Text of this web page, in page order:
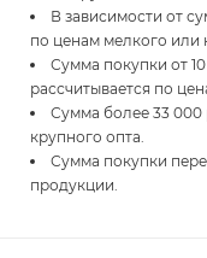
В зависимости от
по ценам мелкого или
Сумма покупки от
рассчитывается по
Сумма более 33 000
крупного опта.
Сумма покупки
продукции.